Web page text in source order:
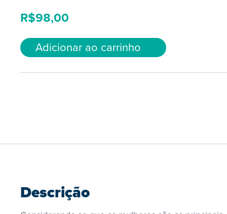
R$98,00
Adicionar ao carrinho
Descrição